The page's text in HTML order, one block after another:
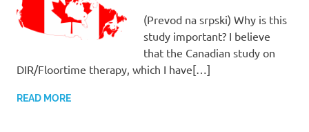
(Prevod na srpski) Why is this
study important? I believe
that the Canadian study on
DIR/Floortime therapy, which I have[…]
READ MORE